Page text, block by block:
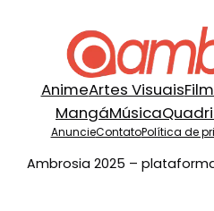
AnimeArtes Visuais
MangáMúsica
AnuncieContatoPolítica de
Ambrosia 2025 –